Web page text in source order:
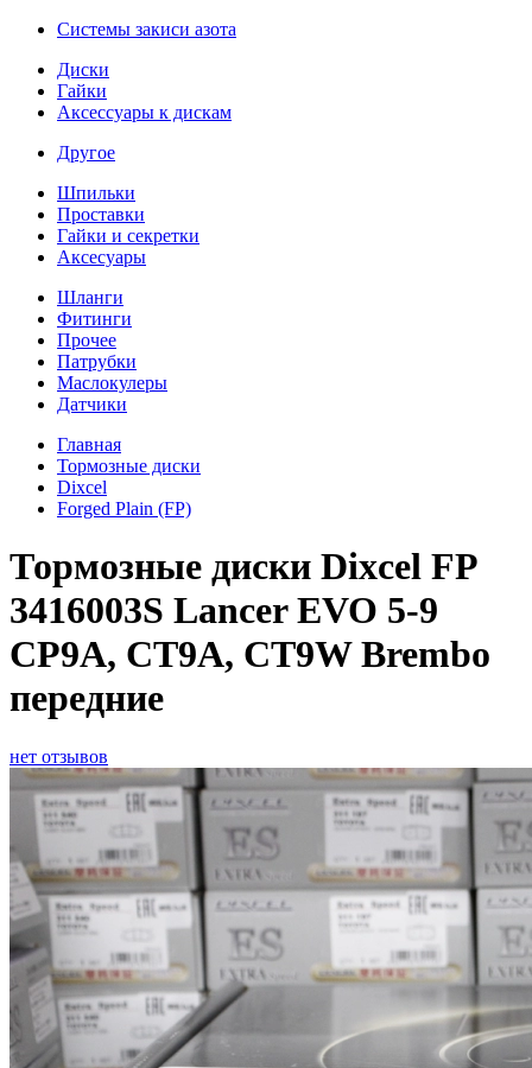
Системы закиси азота
Диски
Гайки
Аксессуары к дискам
Другое
Шпильки
Проставки
Гайки и секретки
Аксесуары
Шланги
Фитинги
Прочее
Патрубки
Маслокулеры
Датчики
Главная
Тормозные диски
Dixcel
Forged Plain (FP)
Тормозные диски Dixcel FP
3416003S Lancer EVO 5-9
CP9A, CT9A, CT9W Brembo
передние
нет отзывов